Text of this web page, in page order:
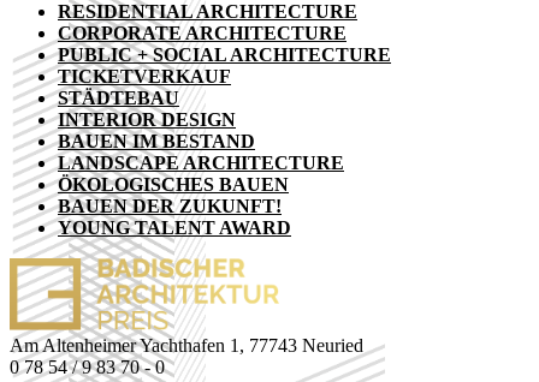
RESIDENTIAL ARCHITECTURE
CORPORATE ARCHITECTURE
PUBLIC + SOCIAL ARCHITECTURE
TICKETVERKAUF
STÄDTEBAU
INTERIOR DESIGN
BAUEN IM BESTAND
LANDSCAPE ARCHITECTURE
ÖKOLOGISCHES BAUEN
BAUEN DER ZUKUNFT!
YOUNG TALENT AWARD
Am Altenheimer Yachthafen 1, 77743 Neuried
0 78 54 / 9 83 70 - 0